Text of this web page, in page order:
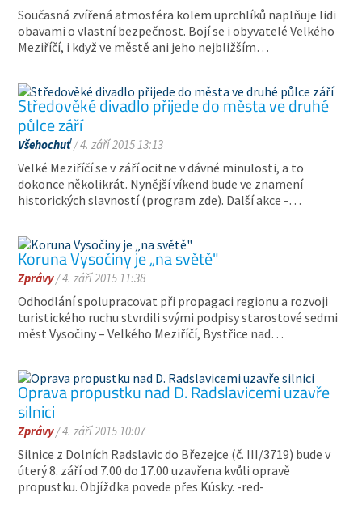
Současná zvířená atmosféra kolem uprchlíků naplňuje lidi
obavami o vlastní bezpečnost. Bojí se i obyvatelé Velkého
Meziříčí, i když ve městě ani jeho nejbližším…
Středověké divadlo přijede do města ve druhé
půlce září
Všehochuť/ 4. září 2015 13:13
Velké Meziříčí se v září ocitne v dávné minulosti, a to
dokonce několikrát. Nynější víkend bude ve znamení
historických slavností (program zde). Další akce -…
Koruna Vysočiny je „na světě"
Zprávy/ 4. září 2015 11:38
Odhodlání spolupracovat při propagaci regionu a rozvoji
turistického ruchu stvrdili svými podpisy starostové sedmi
měst Vysočiny – Velkého Meziříčí, Bystřice nad…
Oprava propustku nad D. Radslavicemi uzavře
silnici
Zprávy/ 4. září 2015 10:07
Silnice z Dolních Radslavic do Březejce (č. III/3719) bude v
úterý 8. září od 7.00 do 17.00 uzavřena kvůli opravě
propustku. Objížďka povede přes Kúsky. -red-